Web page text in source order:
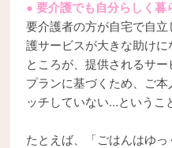
● 要介護でも自分らしく暮
要介護者の方が自宅で自
護サービスが大きな助けに
ところが、提供されるサ
プランに基づくため、ご
ッチしていない...というこ
たとえば、「ごはんはゆ